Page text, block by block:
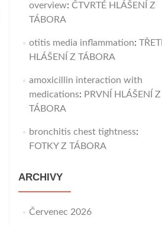
overview: ČTVRTÉ HLÁŠENÍ Z
TÁBORA
otitis media inflammation: TŘETÍ
HLÁŠENÍ Z TÁBORA
amoxicillin interaction with
medications: PRVNÍ HLÁŠENÍ Z
TÁBORA
bronchitis chest tightness:
FOTKY Z TÁBORA
ARCHIVY
Červenec 2026